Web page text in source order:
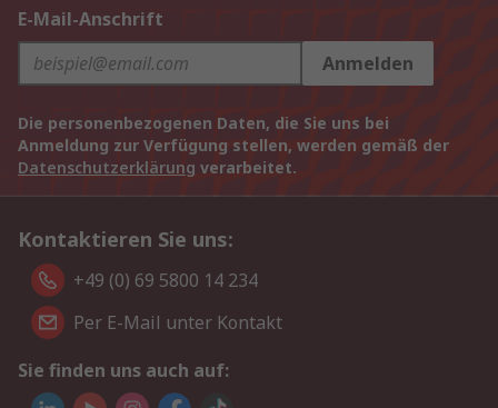
E-Mail-Anschrift
Anmelden
Die personenbezogenen Daten, die Sie uns bei
Anmeldung zur Verfügung stellen, werden gemäß der
Datenschutzerklärung verarbeitet.
Kontaktieren Sie uns:
+49 (0) 69 5800 14 234
Per E-Mail unter Kontakt
Sie finden uns auch auf: